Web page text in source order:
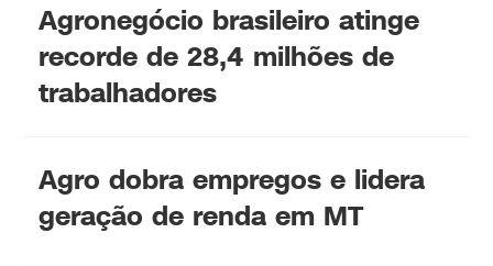
Agronegócio brasileiro atinge
recorde de 28,4 milhões de
trabalhadores
Agro dobra empregos e lidera
geração de renda em MT